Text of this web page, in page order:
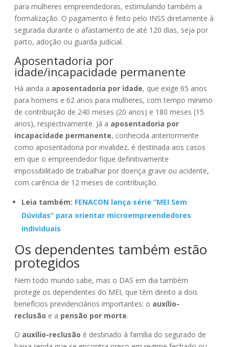
para mulheres empreendedoras, estimulando também a
formalização. O pagamento é feito pelo INSS diretamente à
segurada durante o afastamento de até 120 dias, seja por
parto, adoção ou guarda judicial.
Aposentadoria por
idade/incapacidade permanente
Há ainda a aposentadoria por idade, que exige 65 anos
para homens e 62 anos para mulheres, com tempo mínimo
de contribuição de 240 meses (20 anos) e 180 meses (15
anos), respectivamente. Já a aposentadoria por
incapacidade permanente, conhecida anteriormente
como aposentadoria por invalidez, é destinada aos casos
em que o empreendedor fique definitivamente
impossibilitado de trabalhar por doença grave ou acidente,
com carência de 12 meses de contribuição.
Leia também: FENACON lança série “MEI Sem
Dúvidas” para orientar microempreendedores
individuais
Os dependentes também estão
protegidos
Nem todo mundo sabe, mas o DAS em dia também
protege os dependentes do MEI, que têm direito a dois
benefícios previdenciários importantes: o auxílio-
reclusão e a pensão por morte.
O auxílio-reclusão é destinado à família do segurado de